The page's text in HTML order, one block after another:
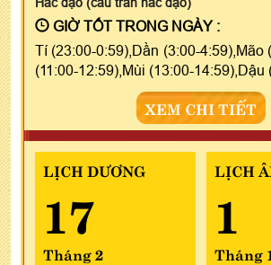
GIỜ TỐT TRONG NGÀY :
Tí (23:00-0:59),Dần (3:00-4:59),Mão
(11:00-12:59),Mùi (13:00-14:59),Dậu
XEM CHI TIẾT
LỊCH DƯƠNG
17
Tháng 2
LỊCH
1
Tháng 1